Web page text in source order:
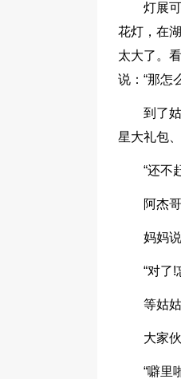
灯展
花灯，在
太大了。
说：“那怎
到了
星大礼包
“还不
阿杰
妈妈
“对了
等姑
大家
“噼里